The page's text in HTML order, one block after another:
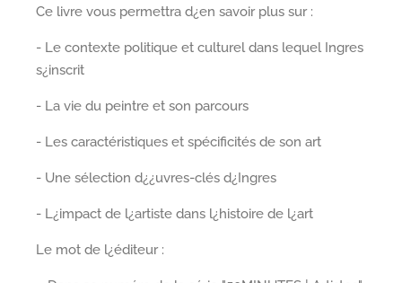
Ce livre vous permettra d¿en savoir plus sur :
- Le contexte politique et culturel dans lequel Ingres
s¿inscrit
- La vie du peintre et son parcours
- Les caractéristiques et spécificités de son art
- Une sélection d¿¿uvres-clés d¿Ingres
- L¿impact de l¿artiste dans l¿histoire de l¿art
Le mot de l¿éditeur :